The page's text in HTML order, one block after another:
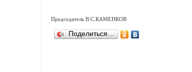
Председатель В.С.КАМЕНКОВ
Поделиться…